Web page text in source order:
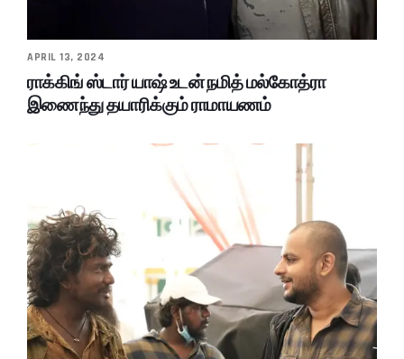
APRIL 13, 2024
ராக்கிங் ஸ்டார் யாஷ் உடன் நமித் மல்கோத்ரா
இணைந்து தயாரிக்கும் ராமாயணம்